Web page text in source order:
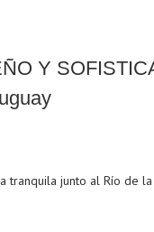
Y
tranquila junto al Río de